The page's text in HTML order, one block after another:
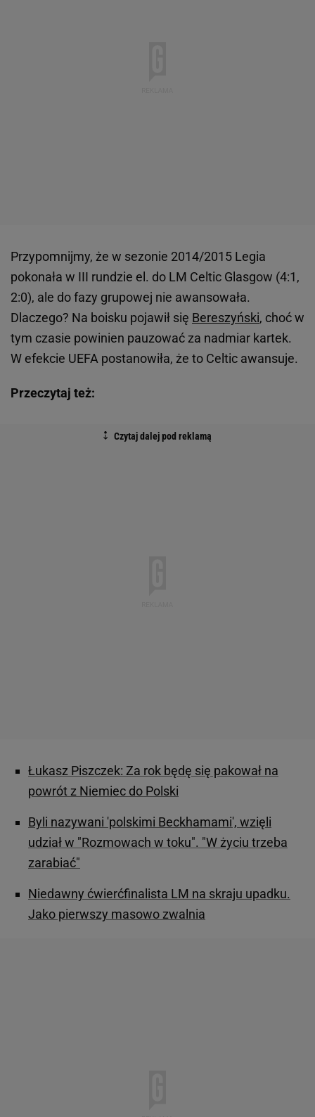
Przypomnijmy, że w sezonie 2014/2015 Legia
pokonała w III rundzie el. do LM Celtic Glasgow (4:1,
2:0), ale do fazy grupowej nie awansowała.
Dlaczego? Na boisku pojawił się Bereszyński, choć w
tym czasie powinien pauzować za nadmiar kartek.
W efekcie UEFA postanowiła, że to Celtic awansuje.
Przeczytaj też:
Łukasz Piszczek: Za rok będę się pakował na
powrót z Niemiec do Polski
Byli nazywani 'polskimi Beckhamami', wzięli
udział w "Rozmowach w toku". "W życiu trzeba
zarabiać"
Niedawny ćwierćfinalista LM na skraju upadku.
Jako pierwszy masowo zwalnia